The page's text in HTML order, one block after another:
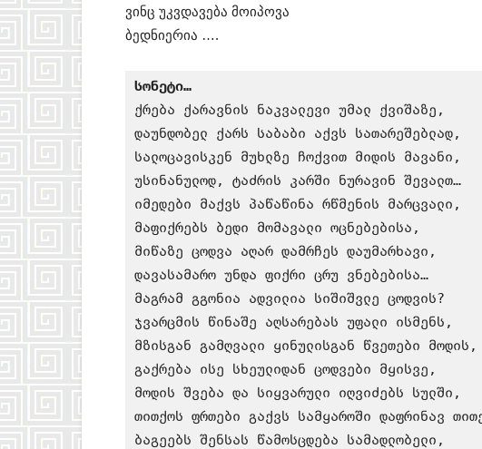
ვინც უკვდავება მოიპოვა
ბედნიერია ….
სონეტი…
ქრება ქარავნის ნაკვალევი უმალ ქვიშაზე,
დაუნდობელ ქარს საბაბი აქვს სათარეშებლად,
სალოცავისკენ მუხლზე ჩოქვით მიდის მავანი,
უსინანულოდ, ტაძრის კარში ნურავინ შევალთ…
იმედები მაქვს პაწაწინა რწმენის მარცვალი,
მაფიქრებს ბედი მომავალი ოცნებებისა,
მიწაზე ცოდვა აღარ დამრჩეს დაუმარხავი,
დავასამარო უნდა ფიქრი ცრუ ვნებებისა…
მაგრამ გგონია ადვილია სიშიშვლე ცოდვის?
ჯვარცმის წინაშე აღსარებას უფალი ისმენს,
მზისგან გამღვალი ყინულისგან წვეთები მოდის,
გაქრება ისე სხეულიდან ცოდვები მყისვე,
მოდის შვება და სიყვარული იღვიძებს სულში,
თითქოს ფრთები გაქვს სამყაროში დაფრინავ
ბაგეებს შენსას წამოსცდება სამადლობელი,